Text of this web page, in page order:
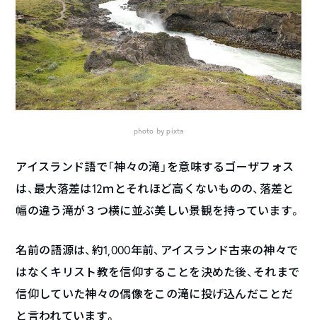
photo by pixta
アイスランド語で「神々の滝」を意味するゴーザフォス
は、最大落差は12ｍとそれほど高くないものの、落差と
幅の違う滝が３つ横に並ぶ美しい景観を持っています。
名前の語源は、約1,000年前、アイスランド古来の神々で
はなくキリスト教を信仰することを決めた後、それまで
信仰していた神々の偶像をこの滝に投げ込んだことだ
と言われています。